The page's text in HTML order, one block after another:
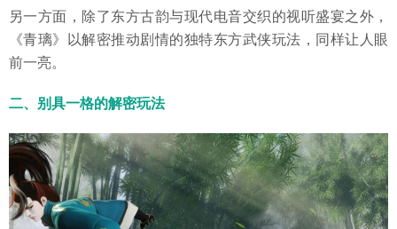
另一方面，除了东方古韵与现代电音交织的视听盛宴之外，
《青璃》以解密推动剧情的独特东方武侠玩法，同样让人眼
前一亮。
二、别具一格的解密玩法